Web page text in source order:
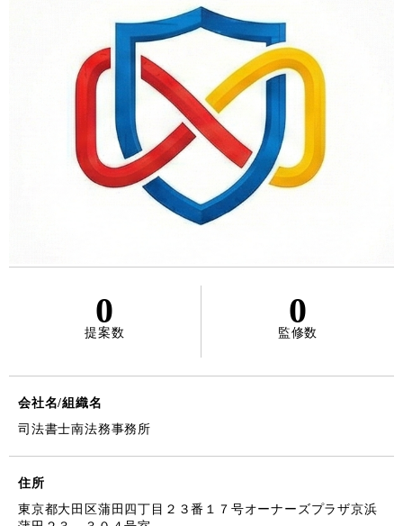
0
提案数
0
監修数
会社名/組織名
司法書士南法務事務所
住所
東京都大田区蒲田四丁目２３番１７号オーナーズプラザ京浜